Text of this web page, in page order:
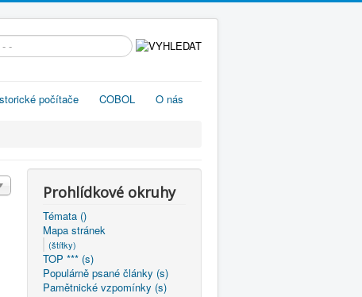
počítače COBOL O nás
Prohlídkové okruhy
Témata ()
Mapa stránek
(štítky)
TOP *** (s)
Populárně psané články (s)
Pamětnické vzpomínky (s)